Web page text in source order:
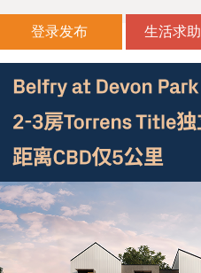
登录发布 生活求助